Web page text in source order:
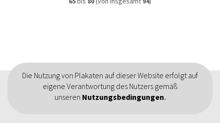
Die Nutzung von Plakaten auf dieser Website erfolgt auf
eigene Verantwortung des Nutzers gemäß
unseren Nutzungsbedingungen.